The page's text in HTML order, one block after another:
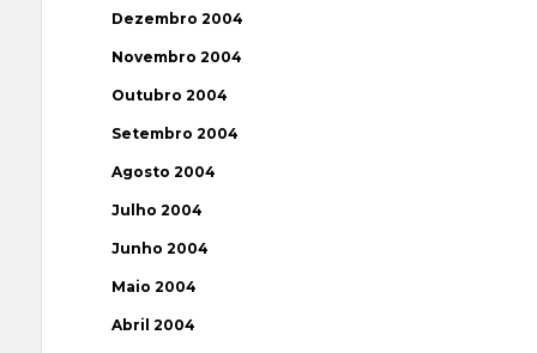
Dezembro 2004
Novembro 2004
Outubro 2004
Setembro 2004
Agosto 2004
Julho 2004
Junho 2004
Maio 2004
Abril 2004